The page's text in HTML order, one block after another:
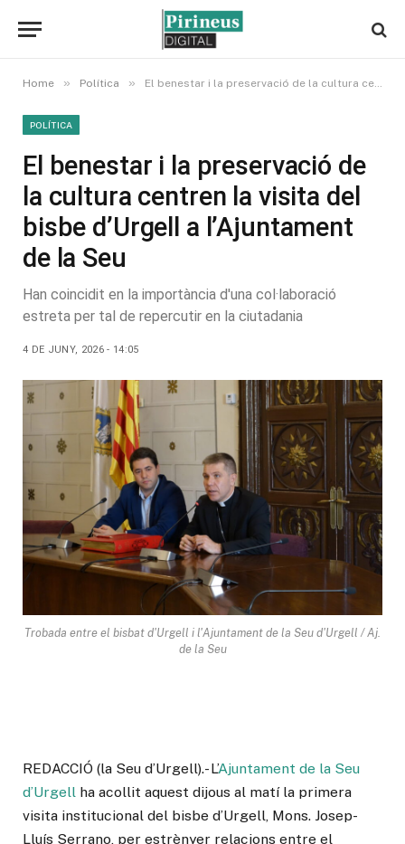
Home » Política » El benestar i la preservació de la cultura centren la visita del bisbe d’Urgell a l’Ajuntament de la Seu
POLÍTICA
El benestar i la preservació de
la cultura centren la visita del
bisbe d’Urgell a l’Ajuntament
de la Seu
Han coincidit en la importància d'una col·laboració
estreta per tal de repercutir en la ciutadania
4 DE JUNY, 2026 - 14:05
Trobada entre el bisbat d'Urgell i l'Ajuntament de la Seu d'Urgell / Aj.
de la Seu
REDACCIÓ (la Seu d’Urgell).- L’Ajuntament de la Seu
d’Urgell ha acollit aquest dijous al matí la primera
visita institucional del bisbe d’Urgell, Mons. Josep-
Lluís Serrano, per estrènyer relacions entre el